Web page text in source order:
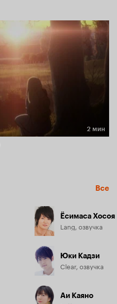
2 мин
Все
Ёсимаса Хосоя
Lang, озвучка
Юки Кадзи
Clear, озвучка
Аи Каяно